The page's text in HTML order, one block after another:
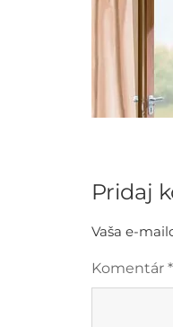
Pridaj
Vaša e-
Komentár *